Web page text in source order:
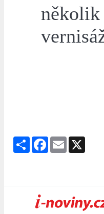
několik
Share Facebook
Email